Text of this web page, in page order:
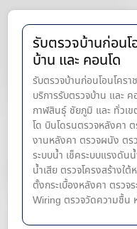
รับตรวจบ้านก่อนโ
บ้าน และ คอนโด
รับตรวจบ้านก่อนโอนโคร
บริการรับตรวจบ้าน และ
กาฬสินธุ์ ชัยภูมิ และ ทั่วเ
โด บินโดรนตรวจหลังคา
งานหลังคา ตรวจผนัง ตร
ระบบน้ำ เช็คระบบแรงดัน
น้ำ​เสีย ตรวจโครงสร้างใ
ตั้งกระเบื้องหลังคา ตรวจ
Wiring ตรวจวัดความชื้น